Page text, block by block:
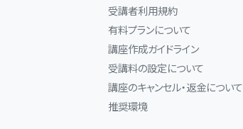
受講者利用規約
有料プランについて
講座作成ガイドライン
受講料の設定について
講座のキャンセル・返金について
推奨環境